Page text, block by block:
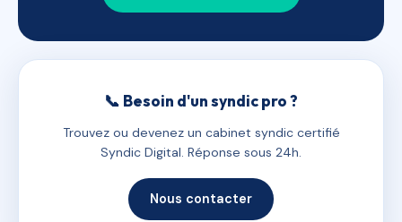
📞 Besoin d'un syndic pro ?
Trouvez ou devenez un cabinet syndic certifié
Syndic Digital. Réponse sous 24h.
Nous contacter